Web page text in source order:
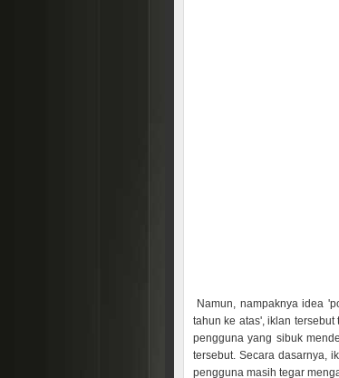
Namun, nampaknya idea
tahun ke atas', iklan
pengguna yang sibuk
tersebut. Secara dasarnya,
pengguna masih tegar